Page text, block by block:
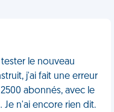
le nouveau
j'ai fait une erreur
abonnés, avec le
n'ai encore rien dit.